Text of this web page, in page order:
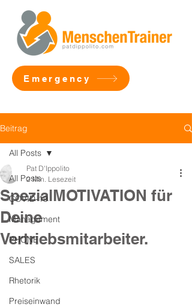
Emergency
Beitrag
All Posts
COVID-19
Management
PHONE
SALES
Rhetorik
Preiseinwand
All Posts
SpezialMOTIVATION für
Deine
Vertriebsmitarbeiter.
Pat D'Ippolito
2 Min. Lesezeit